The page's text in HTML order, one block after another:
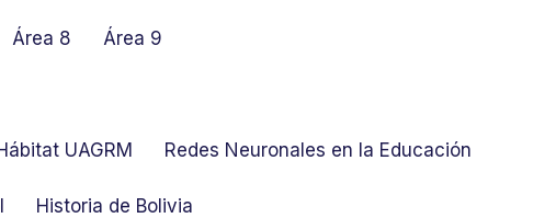
Área 8 Área 9
UAGRM Redes Neuronales en la Educación
Historia de Bolivia